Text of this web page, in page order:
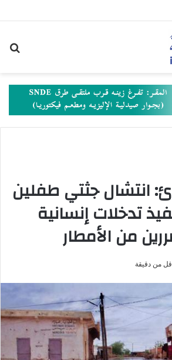
انتشال جثتي طفلين
تدخلات إنسانية
من الأمطار
من دقيقة